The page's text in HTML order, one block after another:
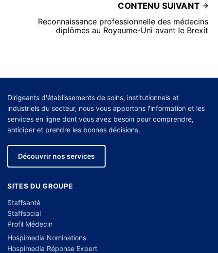
CONTENU SUIVANT
Reconnaissance professionnelle des médecins
diplômés au Royaume-Uni avant le Brexit
Dirigeants d'établissements de soins, institutionnels et
industriels du secteur, nous vous apportons l'information et les
services en ligne dont vous avez besoin pour comprendre,
anticiper et prendre les bonnes décisions.
Découvrir nos services
SITES DU GROUPE
Staffsanté
Staffsocial
Profil Médecin
Hospimedia Nominations
Hospimedia Réponse Expert